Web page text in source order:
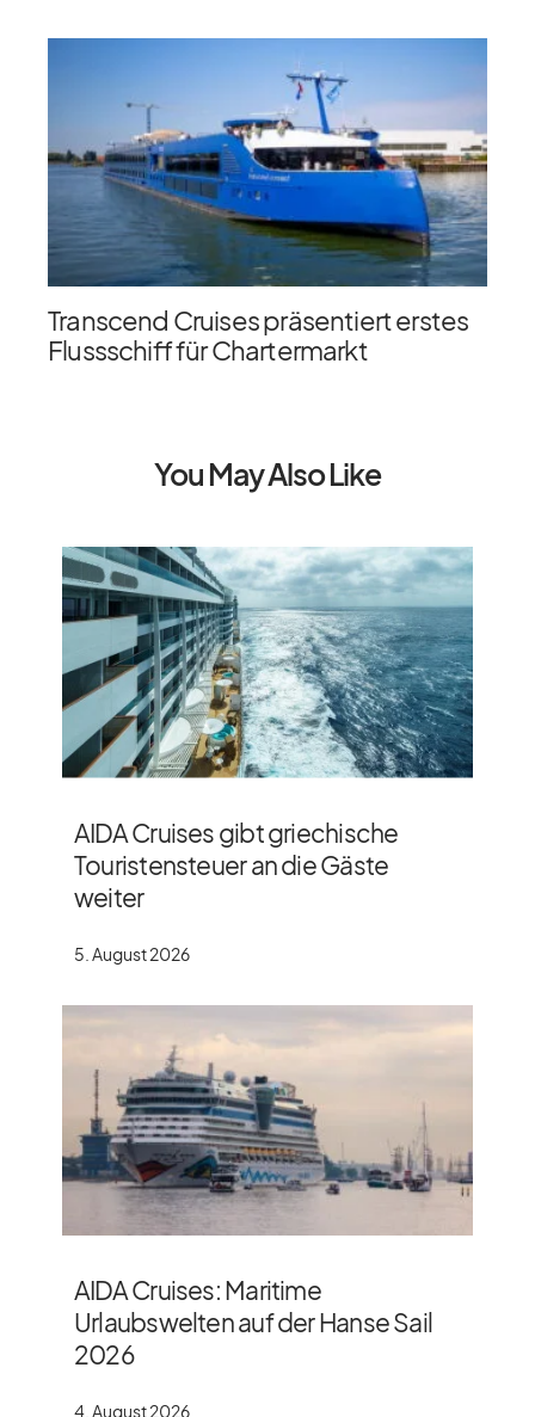
Transcend Cruises präsentiert erstes
Flussschiff für Chartermarkt
You May Also Like
AIDA Cruises gibt griechische
Touristensteuer an die Gäste
weiter
5. August 2026
AIDA Cruises: Maritime
Urlaubswelten auf der Hanse Sail
2026
4. August 2026